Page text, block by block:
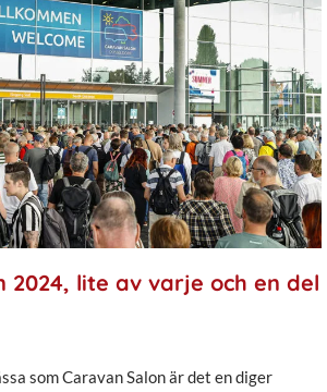
2024, lite av varje och en del
som Caravan Salon är det en diger